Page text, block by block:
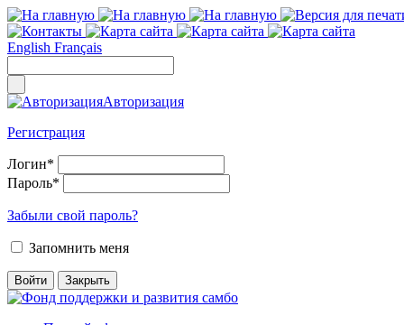
English Français
Авторизация
Регистрация
Логин*
Пароль*
Забыли свой пароль?
Запомнить меня